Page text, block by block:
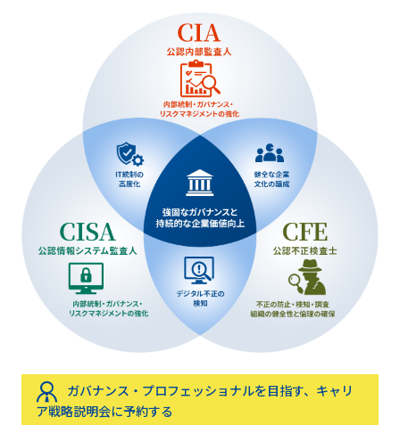
ガバナンス・プロフェッショナルを目指す、キャリ
ア戦略説明会に予約する